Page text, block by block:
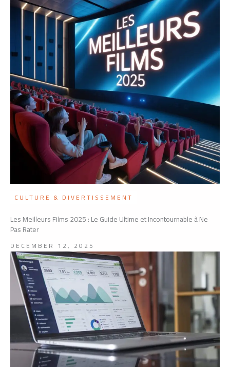
CULTURE & DIVERTISSEMENT
Les Meilleurs Films 2025 : Le Guide Ultime et Incontournable à Ne
Pas Rater
DECEMBER 12, 2025